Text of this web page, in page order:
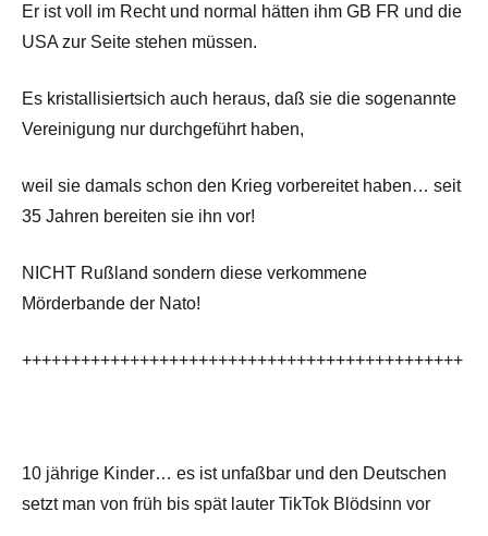
Er ist voll im Recht und normal hätten ihm GB FR und die
USA zur Seite stehen müssen.
Es kristallisiertsich auch heraus, daß sie die sogenannte
Vereinigung nur durchgeführt haben,
weil sie damals schon den Krieg vorbereitet haben… seit
35 Jahren bereiten sie ihn vor!
NICHT Rußland sondern diese verkommene
Mörderbande der Nato!
+++++++++++++++++++++++++++++++++++++++++++++
10 jährige Kinder… es ist unfaßbar und den Deutschen
setzt man von früh bis spät lauter TikTok Blödsinn vor